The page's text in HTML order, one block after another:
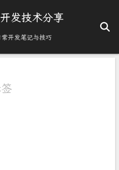
发技术分享
开发笔记与技巧